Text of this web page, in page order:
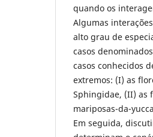
quando os
Algumas
alto grau de
casos
casos conhecidos
extremos: (I) as
Sphingidae, (II) as
mariposas-da-
Em seguida,